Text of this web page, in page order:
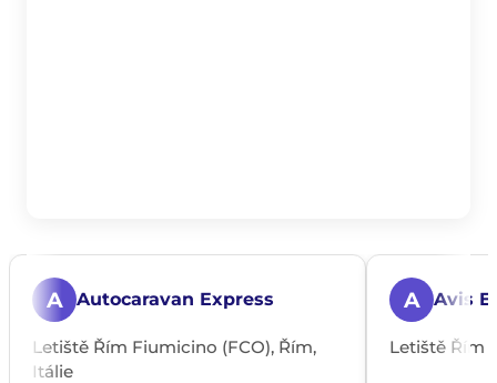
A Autocaravan Express
Letiště Řím Fiumicino (FCO), Řím,
Itálie
A Avis
Letiště Řím